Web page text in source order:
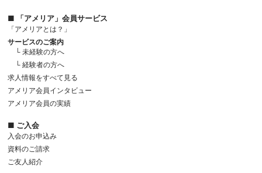
■ 「アメリア」会員サービス
「アメリアとは？」
サービスのご案内
└ 未経験の方へ
└ 経験者の方へ
求人情報をすべて見る
アメリア会員インタビュー
アメリア会員の実績
■ ご入会
入会のお申込み
資料のご請求
ご友人紹介